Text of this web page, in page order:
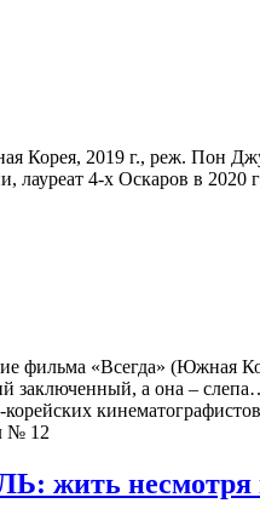
Корея, 2019 г., реж. Пон
4-х Оскаров в 2020
фильма «Всегда» (Южная
заключенный, а она –
№ 12
жить несмотря